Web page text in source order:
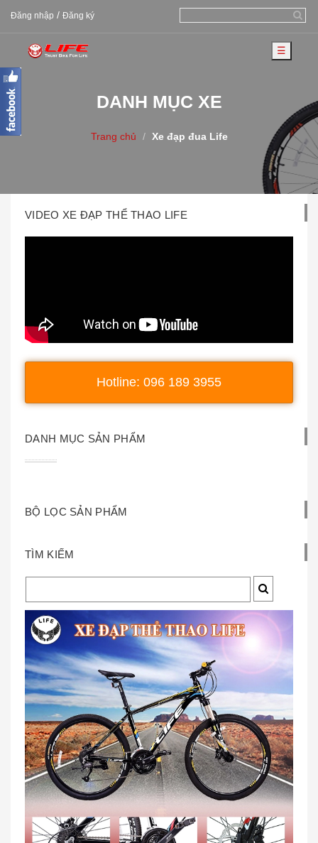
Đăng nhập / Đăng ký
☰
DANH MỤC XE
Trang chủ Xe đạp đua Life
VIDEO XE ĐẠP THỂ THAO LIFE
Hotline: 096 189 3955
DANH MỤC SẢN PHẨM
BỘ LỌC SẢN PHẨM
TÌM KIẾM